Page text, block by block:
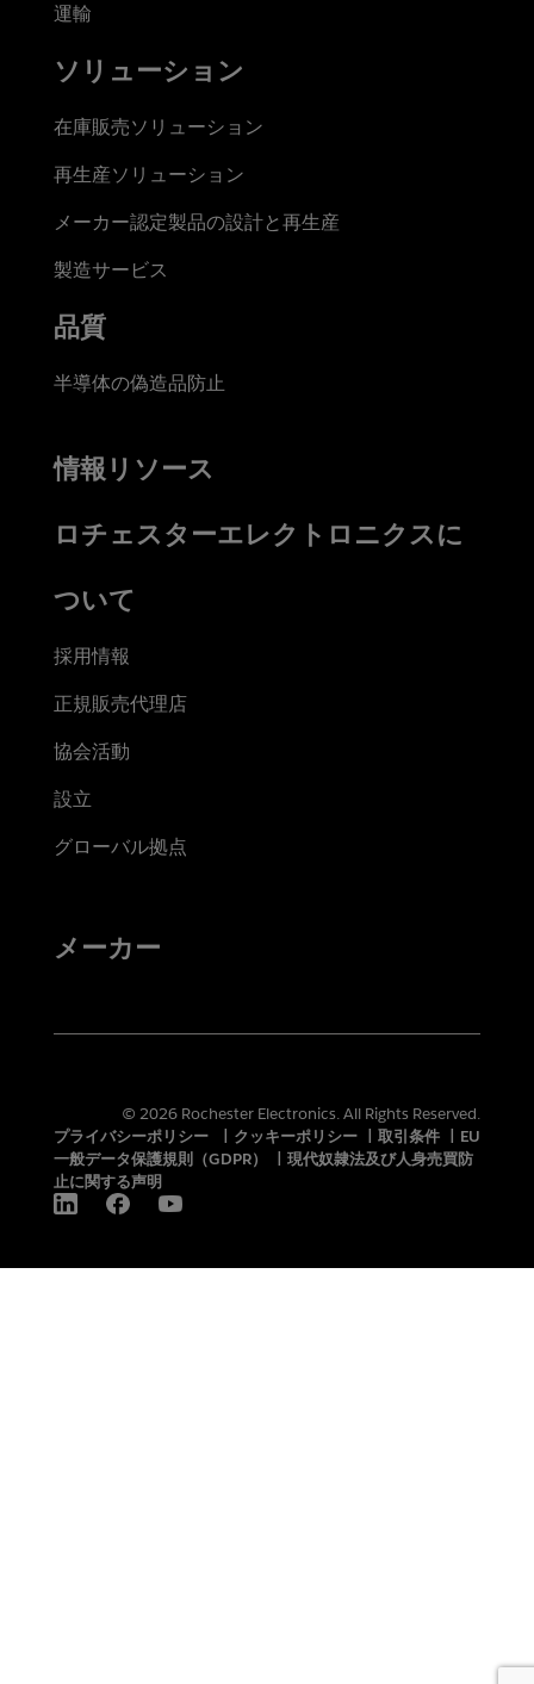
運輸
ソリューション
在庫販売ソリューション
再生産ソリューション
メーカー認定製品の設計と再生産
製造サービス
品質
半導体の偽造品防止
情報リソース
ロチェスターエレクトロニクスに
ついて
採用情報
正規販売代理店
協会活動
設立
グローバル拠点
メーカー
© 2026 Rochester Electronics. All Rights Reserved.
プライバシーポリシー
クッキーポリシー 取引条件
EU
一般データ保護規則（GDPR）
現代奴隷法及び人身売買防
止に関する声明